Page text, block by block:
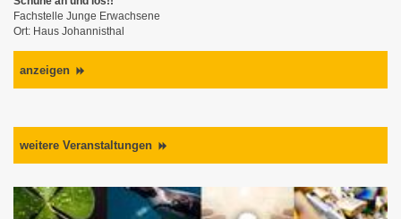
Fachstelle Junge Erwachsene
Ort: Haus Johannisthal
anzeigen
weitere Veranstaltungen